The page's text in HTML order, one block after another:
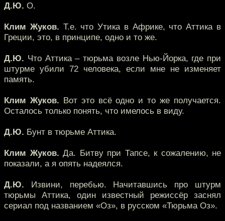
Д.Ю. О.
Клим Жуков. Т.е. что Утика в Африке, что Аттика в
Греции, это, в принципе, одно и то же.
Д.Ю. Что Аттика – тюрьма возле Нью-Йорка, где при
штурме убили 72 человека, если мне не изменяет
память.
Клим Жуков. Вот это всё одно и то же получается.
Осталось только понять, что имелось в виду.
Д.Ю. Бунт в тюрьме Аттика.
Клим Жуков. Да. Битву при Тапсе, к сожалению, не
показали, а я опять надеялся.
Д.Ю. Извини, перебью. Начитавшись про штурм
тюрьмы Аттика, один известный режиссёр заснял
сериал под названием «Оз», в русском «Тюрьма Оз».